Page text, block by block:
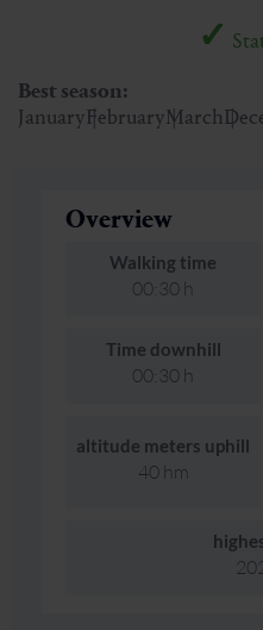
Best season:
JanuaryFebruaryMarch
Overview
Walking time
00:30 h
Time downhill
00:30 h
altitude meters uphill
40 hm